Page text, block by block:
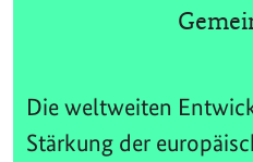
Die weltweiten
Stärkung der